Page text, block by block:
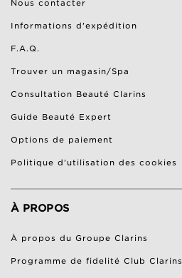
Nous contacter
Informations d'expédition
F.A.Q.
Trouver un magasin/Spa
Consultation Beauté Clarins
Guide Beauté Expert
Options de paiement
Politique d’utilisation des cookies
À PROPOS
À propos du Groupe Clarins
Programme de fidelité Club Clarins